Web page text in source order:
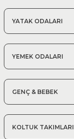
YATAK ODALARI
YEMEK ODALARI
GENÇ & BEBEK
KOLTUK TAKIMLARI